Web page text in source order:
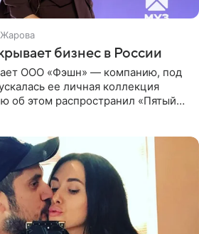
бизнес в России
ООО «Фэшн» — компанию, под
ее личная коллекция
этом распространил «Пятый